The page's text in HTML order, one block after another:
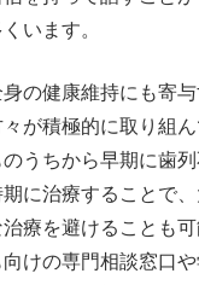
います。
の健康維持にも寄
が積極的に取り組ん
うちから早期に歯
に治療することで
療を避けることも
けの専門相談窓口